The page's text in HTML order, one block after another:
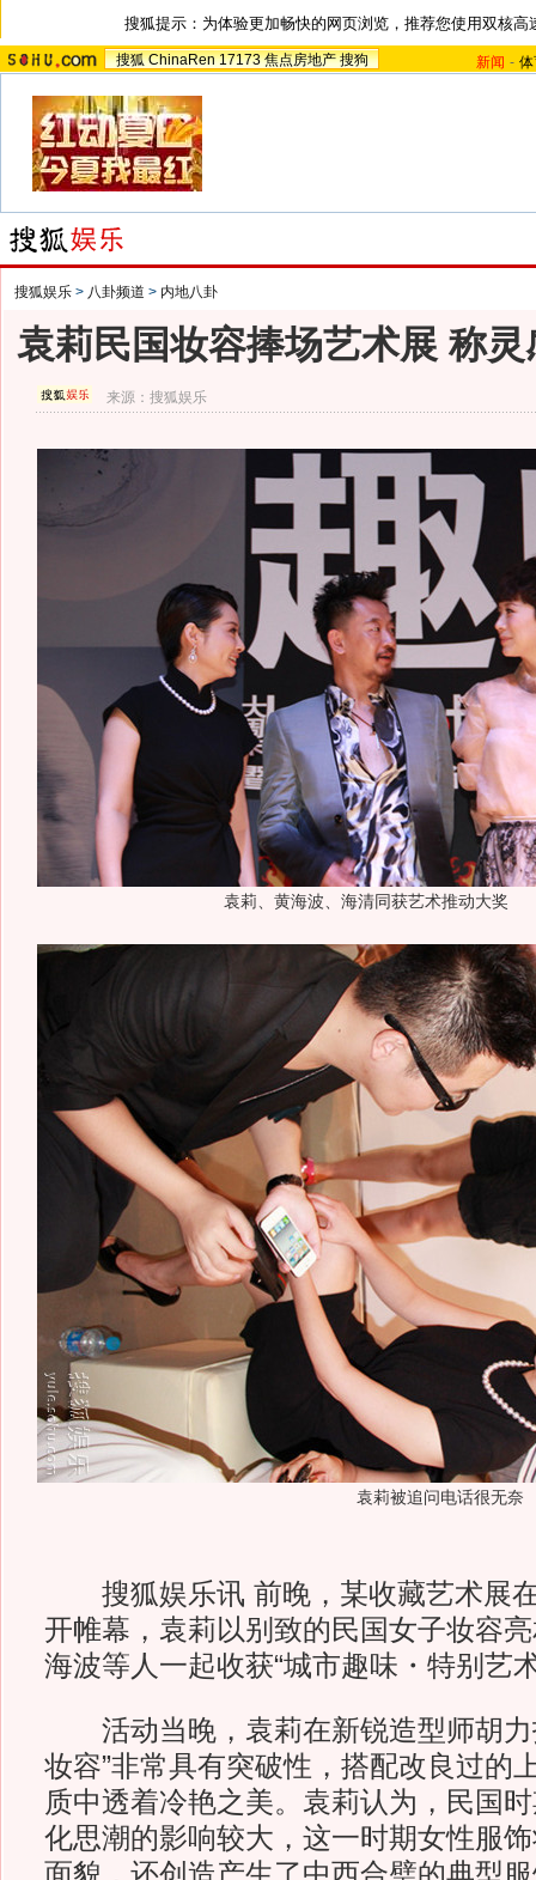
搜狐提示：为体验更加畅快的网页浏览，推荐您使用双核高
搜狐 ChinaRen 17173 焦点房地产 搜狗 新闻 -
搜狐娱乐 > 八卦频道 > 内地八卦
袁莉民国妆容捧场艺术展 称
来源：搜狐娱乐
袁莉、黄海波、海清同获艺术推动大奖
袁莉被追问电话很无奈
搜狐娱乐讯 前晚，某收藏艺术展
开帷幕，袁莉以别致的民国女子妆容
海波等人一起收获“城市趣味・特别艺
活动当晚，袁莉在新锐造型师胡力
妆容”非常具有突破性，搭配改良过的
质中透着冷艳之美。袁莉认为，民国
化思潮的影响较大，这一时期女性服